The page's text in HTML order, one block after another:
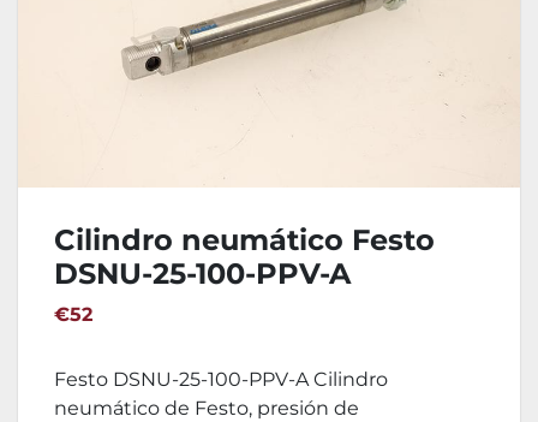
Cilindro neumático Festo
DSNU-25-100-PPV-A
€52
Festo DSNU-25-100-PPV-A Cilindro
neumático de Festo, presión de